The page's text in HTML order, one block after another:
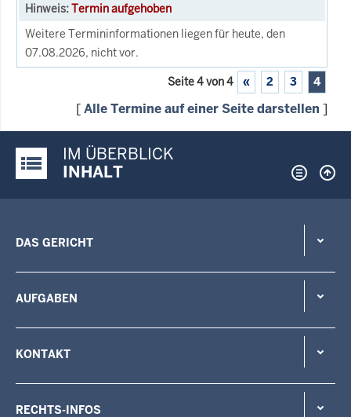
Termin aufgehoben
Weitere Termininformationen liegen für heute, den
07.08.2026, nicht vor.
Seite 4 von 4 « 2 3 4
[Alle Termine auf einer Seite darstellen ]
Justiz-Portal im Überblick:
IM ÜBERBLICK
INHALT
DAS GERICHT
AUFGABEN
KONTAKT
RECHTS-INFOS